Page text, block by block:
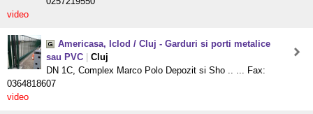
video
Americasa, Iclod / Cluj - Garduri si porti metalice
sau PVC
Cluj
DN 1C, Complex Marco Polo Depozit si Sho .. ... Fax:
0364818607
video